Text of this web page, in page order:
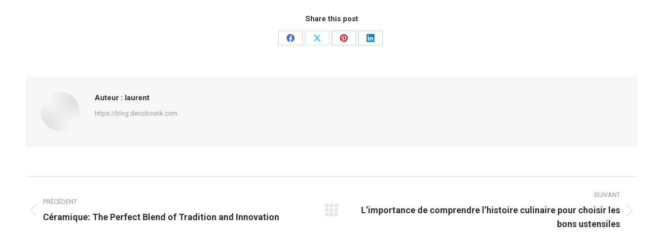
Share this post
PartagerPartagerPartagerPartager
Auteur : laurent
https://blog.decoboutik.com
article
PRÉCÉDENT
Article
Céramique: The Perfect Blend of Tradition and Innovation
SUIVANT
Article
L’importance de comprendre l’histoire culinaire pour choisir les
bons ustensiles